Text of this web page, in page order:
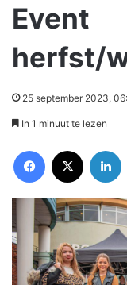
Event
herfst/
25 september 2023,
In 1 minuut te lezen